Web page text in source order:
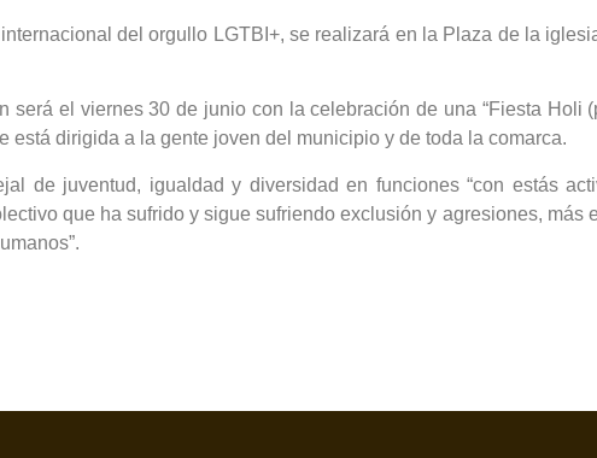
del orgullo LGTBI+, se realizará en la Plaza de la
será el viernes 30 de junio con la celebración de una “Fiesta
está dirigida a la gente joven del municipio y de toda la comarca.
de juventud, igualdad y diversidad en funciones “con estás
que ha sufrido y sigue sufriendo exclusión y agresiones,